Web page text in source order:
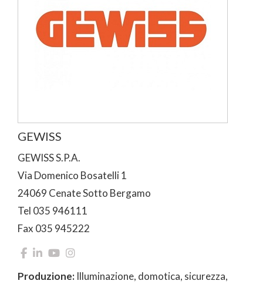
GEWISS
GEWISS S.P.A.
Via Domenico Bosatelli 1
24069 Cenate Sotto Bergamo
Tel 035 946111
Fax 035 945222
Produzione: Illuminazione, domotica, sicurezza,